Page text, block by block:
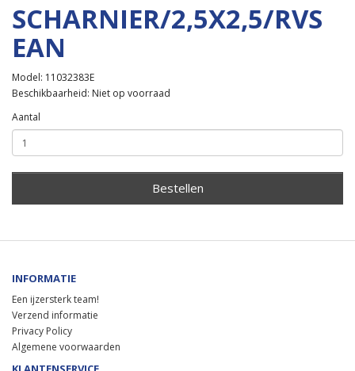
SCHARNIER/2,5X2,5/RVS
EAN
Model: 11032383E
Beschikbaarheid: Niet op voorraad
Aantal
Bestellen
INFORMATIE
Een ijzersterk team!
Verzend informatie
Privacy Policy
Algemene voorwaarden